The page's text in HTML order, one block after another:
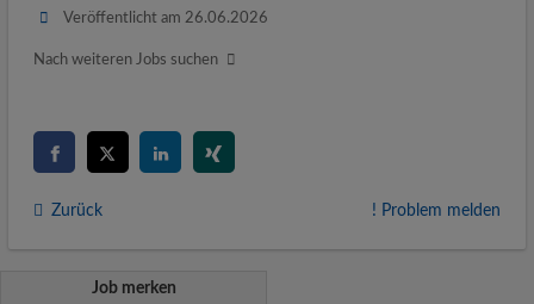
Job merken
Veröffentlicht am 26.06.2026
Nach weiteren Jobs suchen
Zurück ! Problem melden